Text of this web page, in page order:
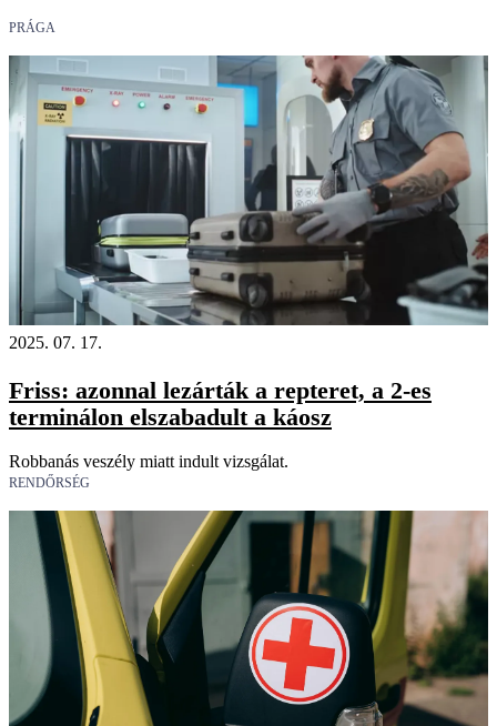
PRÁGA
2025. 07. 17.
Friss: azonnal lezárták a repteret, a 2-es
terminálon elszabadult a káosz
Robbanás veszély miatt indult vizsgálat.
RENDŐRSÉG